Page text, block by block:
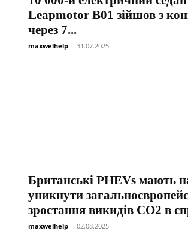
Leapmotor B01 зійшов з
через 7...
maxwelhelp - 31.07.2025
Британські PHEVs мають
уникнути
зростання викидів CO2 в
maxwelhelp - 02.08.2025